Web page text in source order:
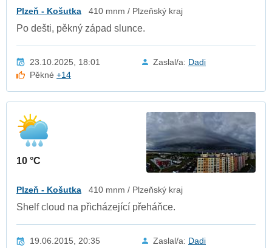
Plzeň - Košutka 410 mnm / Plzeňský kraj
Po dešti, pěkný západ slunce.
23.10.2025, 18:01 Zaslal/a: Dadi
Pěkné+14
10 °C
Plzeň - Košutka 410 mnm / Plzeňský kraj
Shelf cloud na přicházející přeháňce.
19.06.2015, 20:35 Zaslal/a: Dadi